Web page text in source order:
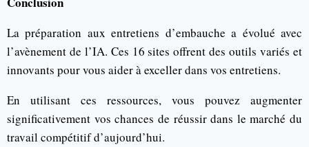
La préparation aux entretiens d’embauche a évolué avec
l’avènement de l’IA. Ces 16 sites offrent des outils variés et
innovants pour vous aider à exceller dans vos entretiens.
En utilisant ces ressources, vous pouvez augmenter
significativement vos chances de réussir dans le marché du
travail compétitif d’aujourd’hui.